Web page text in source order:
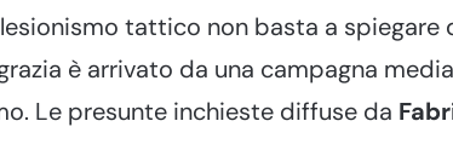
tattico non basta a
è arrivato da una campagna
Le presunte inchieste diffuse da